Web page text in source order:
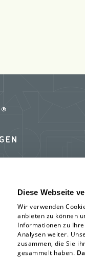
Diese Webseite
Wir verwenden
anbieten zu können
Informationen zu
Analysen weiter.
zusammen, die Sie
gesammelt haben.